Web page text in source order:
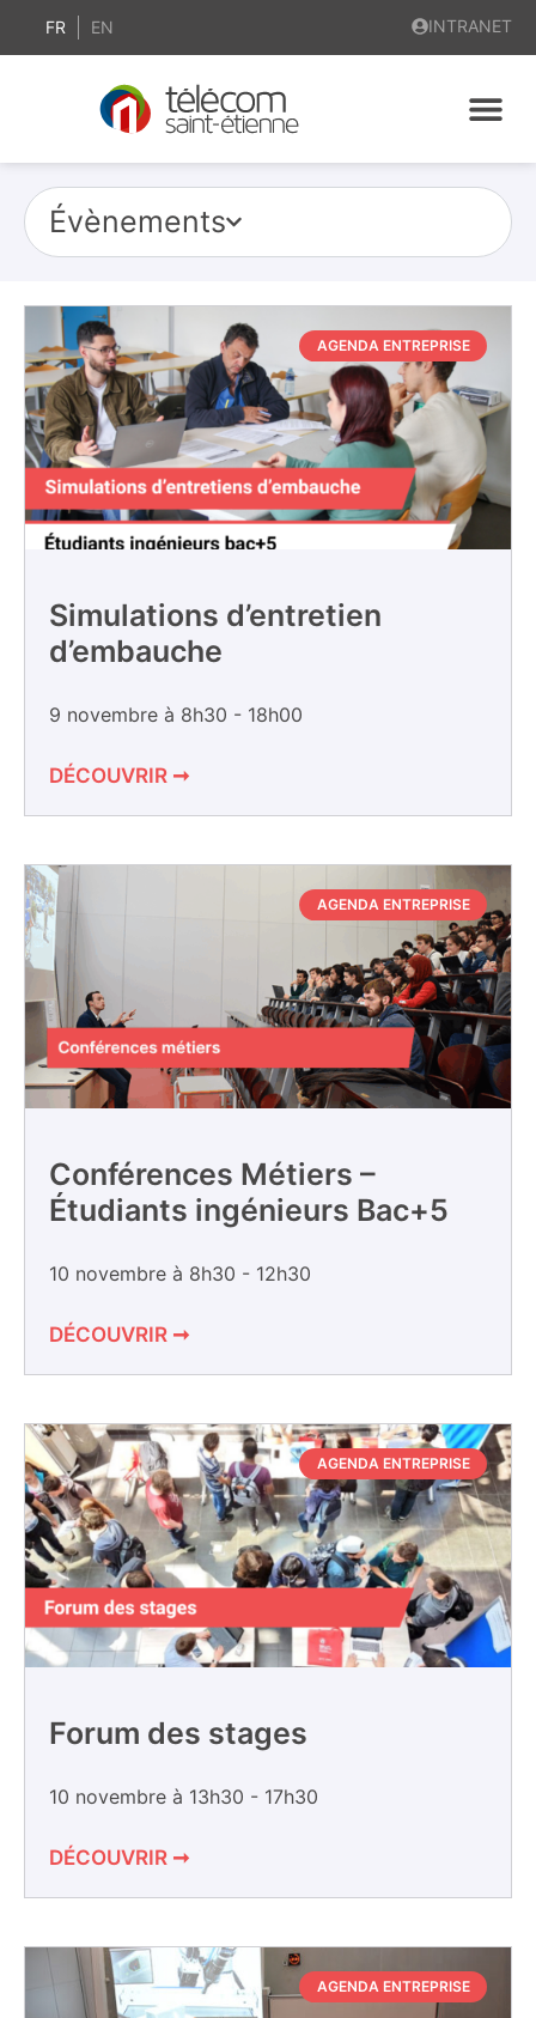
FR EN INTRANET
Évènements
AGENDA ENTREPRISE
Simulations d’entretien
d’embauche
9 novembre à 8h30 - 18h00
DÉCOUVRIR ➞
AGENDA ENTREPRISE
Conférences Métiers –
Étudiants ingénieurs Bac+5
10 novembre à 8h30 - 12h30
DÉCOUVRIR ➞
AGENDA ENTREPRISE
Forum des stages
10 novembre à 13h30 - 17h30
DÉCOUVRIR ➞
AGENDA ENTREPRISE